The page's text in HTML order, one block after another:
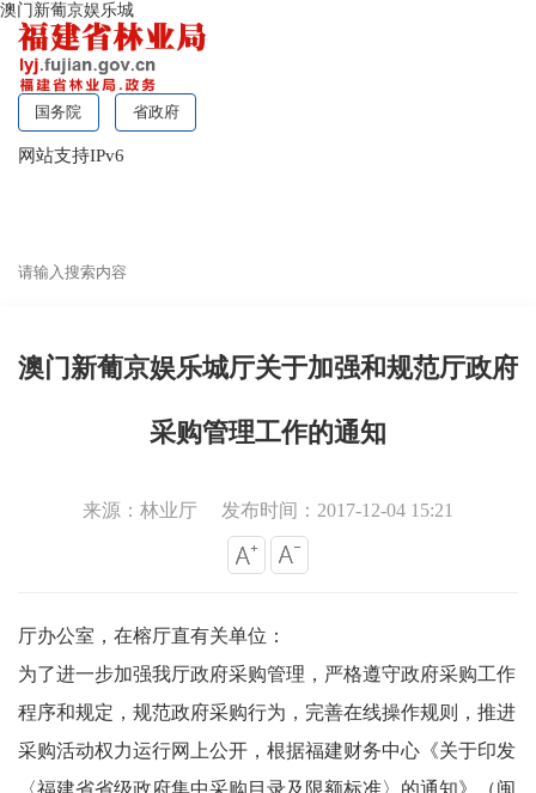
澳门新葡京娱乐城
国务院 省政府
网站支持IPv6
澳门新葡京娱乐城厅关于加强和规范厅政府
采购管理工作的通知
来源：林业厅 发布时间：2017-12-04 15:21
厅办公室，在榕厅直有关单位：
为了进一步加强我厅政府采购管理，严格遵守政府采购工作
程序和规定，规范政府采购行为，完善在线操作规则，推进
采购活动权力运行网上公开，根据福建财务中心《关于印发
〈福建省省级政府集中采购目录及限额标准〉的通知》（闽